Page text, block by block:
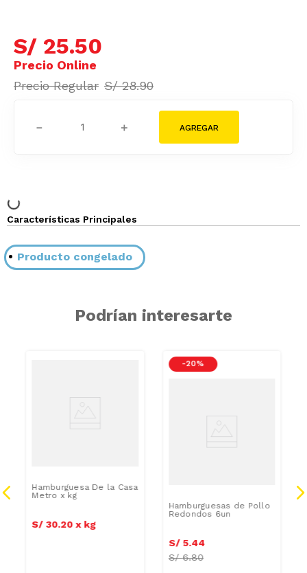
S/ 25.50
S/ 28.90
＋
－
Características Principales
Producto congelado
Podrían interesarte
Hamburguesa De la Casa
Metro x kg
S/ 30.20x kg
-20 %
Hamburguesas de Pollo
Redondos 6un
S/ 5.44
S/6.80